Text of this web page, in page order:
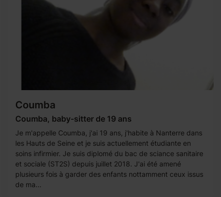
Coumba
Coumba, baby-sitter de 19 ans
Je m'appelle Coumba, j'ai 19 ans, j'habite à Nanterre dans
les Hauts de Seine et je suis actuellement étudiante en
soins infirmier. Je suis diplomé du bac de sciance sanitaire
et sociale (ST2S) depuis juillet 2018. J'ai été amené
plusieurs fois à garder des enfants nottamment ceux issus
de ma...